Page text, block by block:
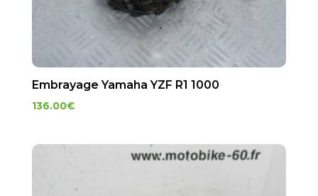
Embrayage Yamaha YZF R1 1000
136.00€